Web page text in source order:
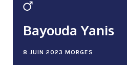
Bayouda Yanis
8 JUIN 2023 MORGES